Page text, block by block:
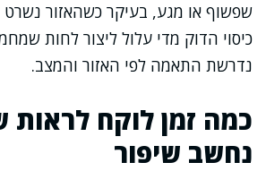
שפשוף או מגע, בעיקר כשהאזור
כיסוי הדוק מדי עלול ליצור לחות
נדרשת התאמה לפי האזור והמצב.
כמה זמן לוקח לראות
נחשב שיפור